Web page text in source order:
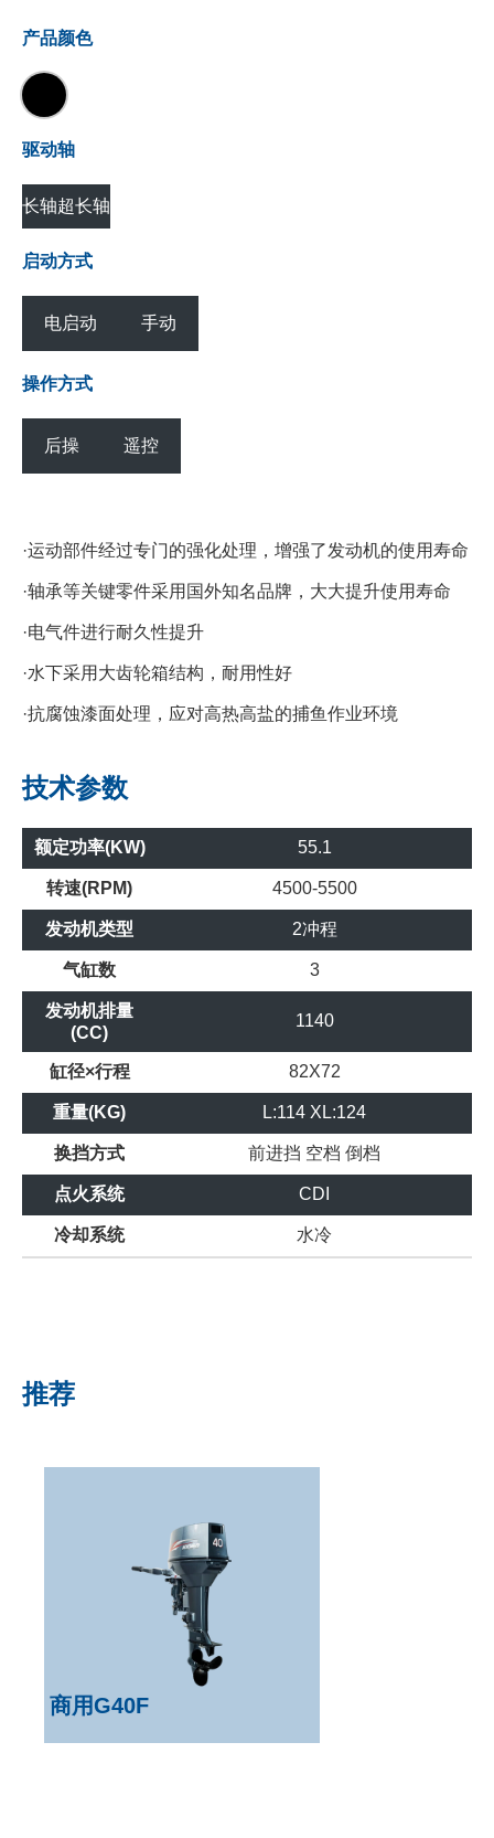
产品颜色
驱动轴
长轴超长轴
启动方式
电启动 手动
操作方式
后操 遥控
·运动部件经过专门的强化处理，增强了发动机的使用寿命
·轴承等关键零件采用国外知名品牌，大大提升使用寿命
·电气件进行耐久性提升
·水下采用大齿轮箱结构，耐用性好
·抗腐蚀漆面处理，应对高热高盐的捕鱼作业环境
技术参数
额定功率(KW) 55.1
转速(RPM) 4500-5500
发动机类型 2冲程
气缸数 3
发动机排量
(CC)
1140
缸径×行程 82X72
重量(KG) L:114 XL:124
换挡方式 前进挡 空档 倒档
点火系统 CDI
冷却系统 水冷
推荐
商用G40F